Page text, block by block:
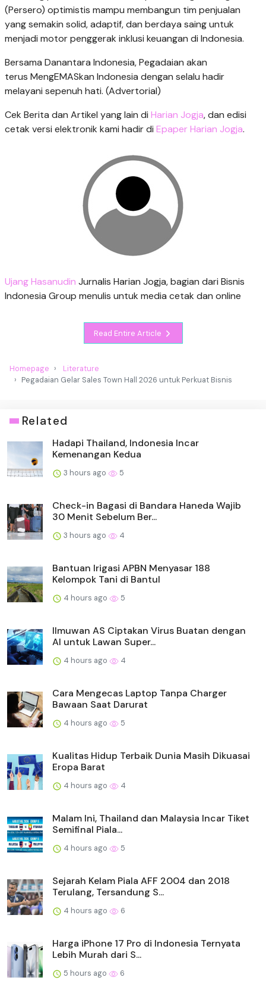
(Persero) optimistis mampu membangun tim penjualan
yang semakin solid, adaptif, dan berdaya saing untuk
menjadi motor penggerak inklusi keuangan di Indonesia.
Bersama Danantara Indonesia, Pegadaian akan
terus MengEMASkan Indonesia dengan selalu hadir
melayani sepenuh hati. (Advertorial)
Cek Berita dan Artikel yang lain di Harian Jogja, dan edisi
cetak versi elektronik kami hadir di Epaper Harian Jogja.
Ujang Hasanudin Jurnalis Harian Jogja, bagian dari Bisnis
Indonesia Group menulis untuk media cetak dan online
Read Entire Article
Homepage
Literature
Pegadaian Gelar Sales Town Hall 2026 untuk Perkuat Bisnis
Related
Hadapi Thailand, Indonesia Incar
Kemenangan Kedua
3 hours ago 5
Check-in Bagasi di Bandara Haneda Wajib
30 Menit Sebelum Ber...
3 hours ago 4
Bantuan Irigasi APBN Menyasar 188
Kelompok Tani di Bantul
4 hours ago 5
Ilmuwan AS Ciptakan Virus Buatan dengan
AI untuk Lawan Super...
4 hours ago 4
Cara Mengecas Laptop Tanpa Charger
Bawaan Saat Darurat
4 hours ago 5
Kualitas Hidup Terbaik Dunia Masih Dikuasai
Eropa Barat
4 hours ago 4
Malam Ini, Thailand dan Malaysia Incar Tiket
Semifinal Piala...
4 hours ago 5
Sejarah Kelam Piala AFF 2004 dan 2018
Terulang, Tersandung S...
4 hours ago 6
Harga iPhone 17 Pro di Indonesia Ternyata
Lebih Murah dari S...
5 hours ago 6